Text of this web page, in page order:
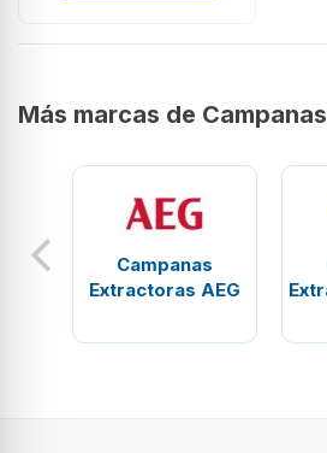
Más marcas de
Campanas
Extractoras AEG